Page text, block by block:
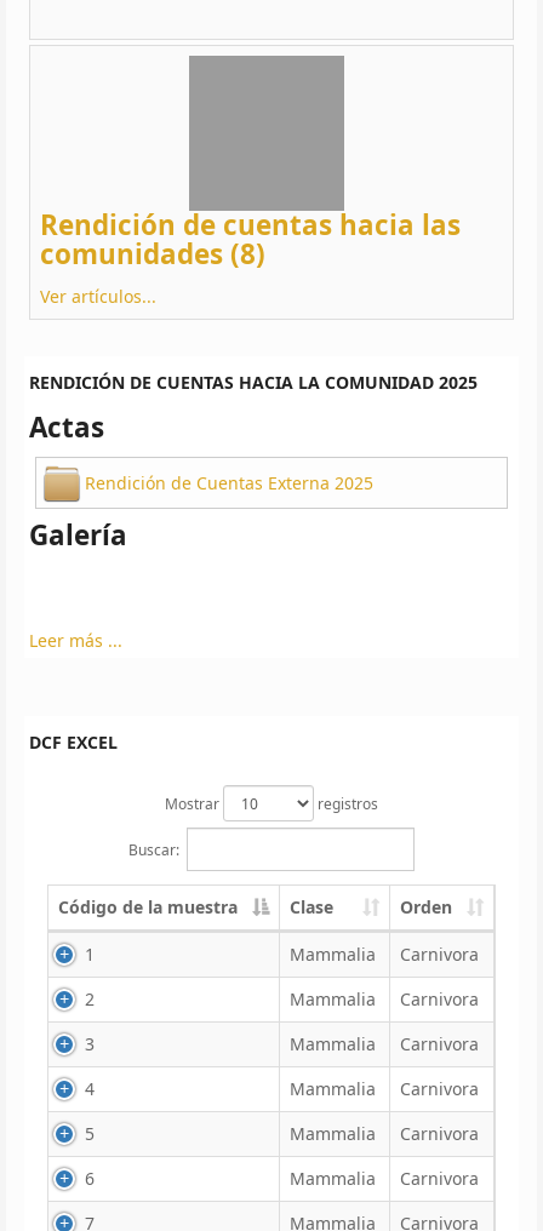
Rendición de cuentas hacia las
comunidades (8)
Ver artículos...
RENDICIÓN DE CUENTAS HACIA LA COMUNIDAD 2025
Actas
Rendición de Cuentas Externa 2025
Galería
Leer más ...
DCF EXCEL
Mostrar registros
Buscar:
Código de la muestra Clase Orden
1 Mammalia
Carnivora
2
Mammalia
Carnivora
3
Mammalia
Carnivora
4
Mammalia
Carnivora
5
Mammalia
Carnivora
6
Mammalia
Carnivora
7
Mammalia
Carnivora